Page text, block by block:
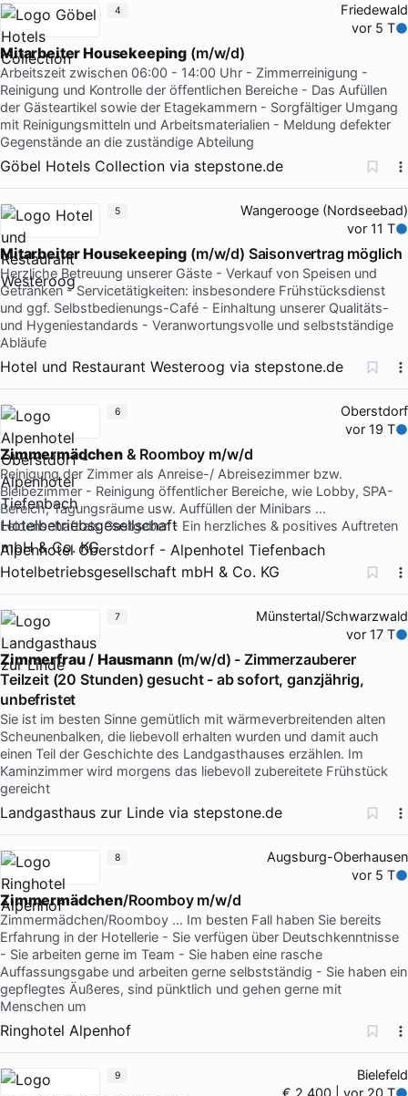
Friedewald
vor 5 T
Mitarbeiter Housekeeping (m/w/d)
Arbeitszeit zwischen 06:00 - 14:00 Uhr - Zimmerreinigung -
Reinigung und Kontrolle der öffentlichen Bereiche - Das Aufüllen
der Gästeartikel sowie der Etagekammern - Sorgfältiger Umgang
mit Reinigungsmitteln und Arbeitsmaterialien - Meldung defekter
Gegenstände an die zuständige Abteilung
Göbel Hotels Collection via stepstone.de
4
Wangerooge (Nordseebad)
vor 11 T
Mitarbeiter Housekeeping (m/w/d) Saisonvertrag möglich
Herzliche Betreuung unserer Gäste - Verkauf von Speisen und
Getränken - Servicetätigkeiten: insbesondere Frühstücksdienst
und ggf. Selbstbedienungs-Café - Einhaltung unserer Qualitäts-
und Hygeniestandards - Veranwortungsvolle und selbstständige
Abläufe
Hotel und Restaurant Westeroog via stepstone.de
5
Oberstdorf
vor 19 T
Zimmermädchen& Roomboy m/w/d
Reinigung der Zimmer als Anreise-/ Abreisezimmer bzw.
Bleibezimmer - Reinigung öffentlicher Bereiche, wie Lobby, SPA-
Bereich, Tagungsräume usw. Auffüllen der Minibars …
Leidenschaft als Gastgeber - Ein herzliches & positives Auftreten
Alpenhotel Oberstdorf - Alpenhotel Tiefenbach
Hotelbetriebsgesellschaft mbH & Co. KG
6
Münstertal/Schwarzwald
vor 17 T
Zimmerfrau/ Hausmann(m/w/d) - Zimmerzauberer
Teilzeit (20 Stunden) gesucht - ab sofort, ganzjährig,
unbefristet
Sie ist im besten Sinne gemütlich mit wärmeverbreitenden alten
Scheunenbalken, die liebevoll erhalten wurden und damit auch
einen Teil der Geschichte des Landgasthauses erzählen. Im
Kaminzimmer wird morgens das liebevoll zubereitete Frühstück
gereicht
Landgasthaus zur Linde via stepstone.de
7
Augsburg-Oberhausen
vor 5 T
Zimmermädchen/Roomboy m/w/d
Zimmermädchen/Roomboy … Im besten Fall haben Sie bereits
Erfahrung in der Hotellerie - Sie verfügen über Deutschkenntnisse
- Sie arbeiten gerne im Team - Sie haben eine rasche
Auffassungsgabe und arbeiten gerne selbstständig - Sie haben ein
gepflegtes Äußeres, sind pünktlich und gehen gerne mit
Menschen um
Ringhotel Alpenhof
8
Bielefeld
9